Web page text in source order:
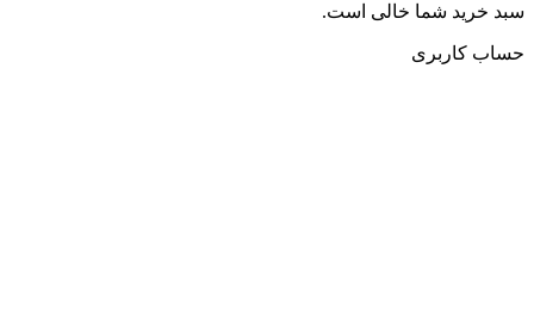
سبد خرید شما خالی است.
حساب کاربری